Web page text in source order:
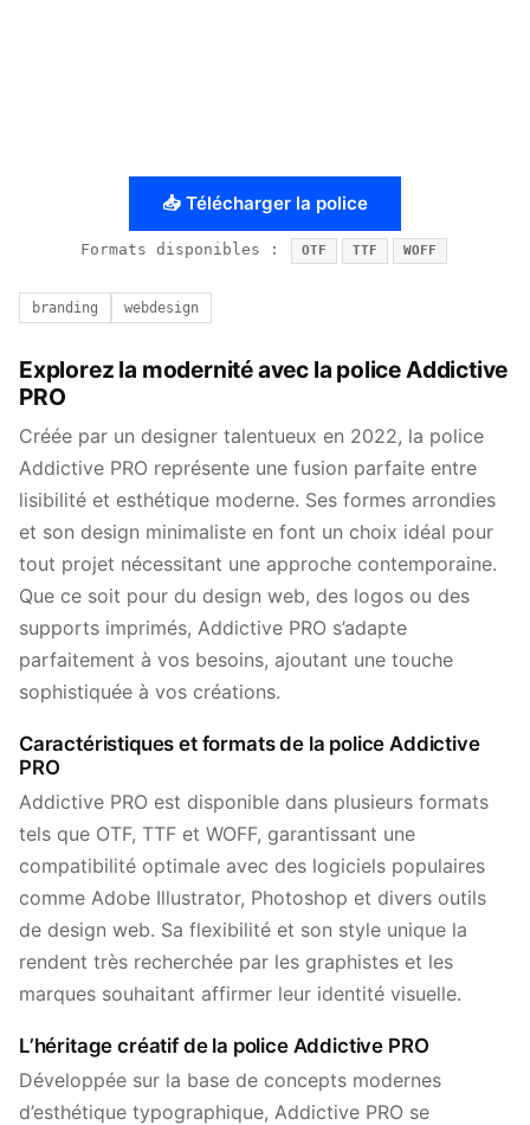
📥 Télécharger la police
Formats disponibles : OTF TTF WOFF
branding webdesign
Explorez la modernité avec la police Addictive
PRO
Créée par un designer talentueux en 2022, la police
Addictive PRO représente une fusion parfaite entre
lisibilité et esthétique moderne. Ses formes arrondies
et son design minimaliste en font un choix idéal pour
tout projet nécessitant une approche contemporaine.
Que ce soit pour du design web, des logos ou des
supports imprimés, Addictive PRO s’adapte
parfaitement à vos besoins, ajoutant une touche
sophistiquée à vos créations.
Caractéristiques et formats de la police Addictive
PRO
Addictive PRO est disponible dans plusieurs formats
tels que OTF, TTF et WOFF, garantissant une
compatibilité optimale avec des logiciels populaires
comme Adobe Illustrator, Photoshop et divers outils
de design web. Sa flexibilité et son style unique la
rendent très recherchée par les graphistes et les
marques souhaitant affirmer leur identité visuelle.
L’héritage créatif de la police Addictive PRO
Développée sur la base de concepts modernes
d’esthétique typographique, Addictive PRO se